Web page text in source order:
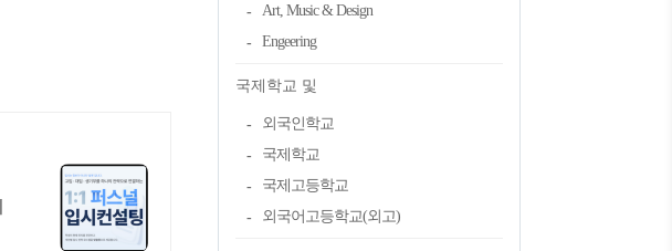
Art, Music & Design
Engeering
국제학교 및
외국인학교
국제학교
국제고등학교
외국어고등학교(외고)